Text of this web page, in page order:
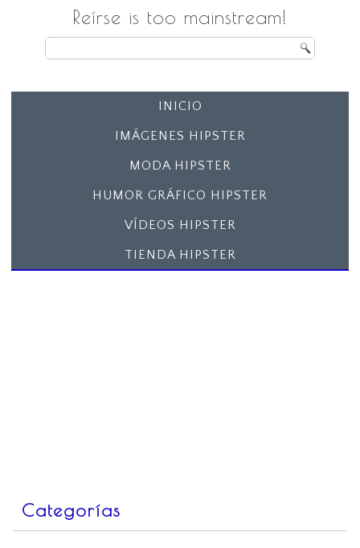
Reírse is too mainstream!
INICIO
IMÁGENES HIPSTER
MODA HIPSTER
HUMOR GRÁFICO HIPSTER
VÍDEOS HIPSTER
TIENDA HIPSTER
Categorías